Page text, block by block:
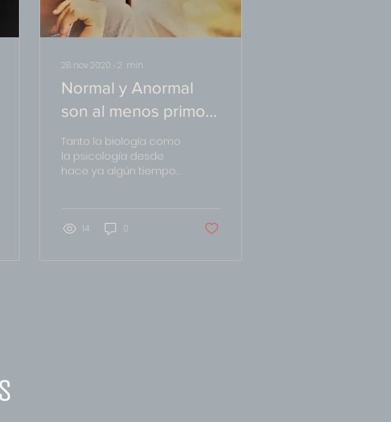
28 nov 2020 ∙ 2 min
Normal y Anormal
son al menos primos
hermanos
Tanto la biología como
la psicología desde
hace ya algún tiempo
normal y lo anormal
14 0